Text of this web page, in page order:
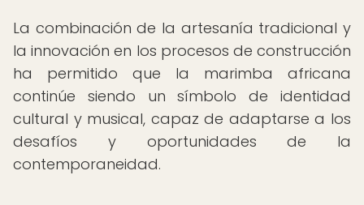
La combinación de la artesanía tradicional y
la innovación en los procesos de construcción
ha permitido que la marimba africana
continúe siendo un símbolo de identidad
cultural y musical, capaz de adaptarse a los
desafíos y oportunidades de la
contemporaneidad.